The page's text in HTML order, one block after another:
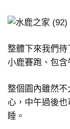
整體下來我們
小鹿賽跑、包含
整個園內雖然
心，中午過後
睡。